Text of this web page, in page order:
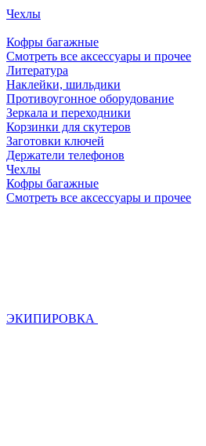
Чехлы
Кофры багажные
Смотреть все аксессуары и прочее
Литература
Наклейки, шильдики
Противоугонное оборудование
Зеркала и переходники
Корзинки для скутеров
Заготовки ключей
Держатели телефонов
Чехлы
Кофры багажные
Смотреть все аксессуары и прочее
ЭКИПИРОВКА